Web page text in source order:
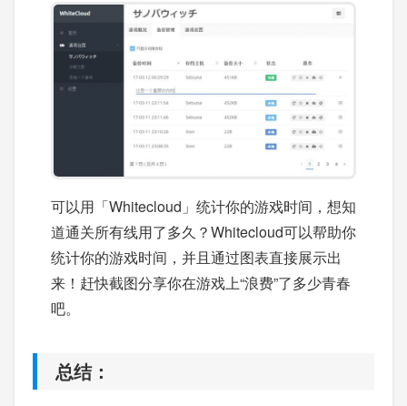
可以用「Whitecloud」统计你的游戏时间，想知
道通关所有线用了多久？Whitecloud可以帮助你
统计你的游戏时间，并且通过图表直接展示出
来！赶快截图分享你在游戏上“浪费”了多少青春
吧。
总结：